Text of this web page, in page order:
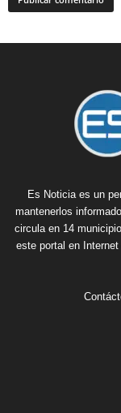
Es Noticia es un
mantenerlos
circula en 14
este portal en